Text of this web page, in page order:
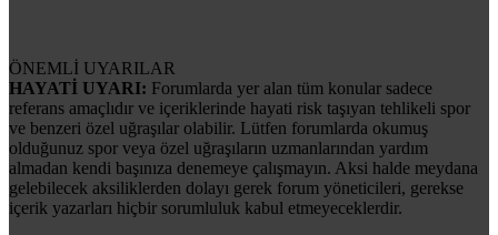
ÖNEMLİ UYARILAR
HAYATİ UYARI: Forumlarda yer alan tüm konular sadece
referans amaçlıdır ve içeriklerinde hayati risk taşıyan tehlikeli spor
ve benzeri özel uğraşılar olabilir. Lütfen forumlarda okumuş
olduğunuz spor veya özel uğraşıların uzmanlarından yardım
almadan kendi başınıza denemeye çalışmayın. Aksi halde meydana
gelebilecek aksiliklerden dolayı gerek forum yöneticileri, gerekse
içerik yazarları hiçbir sorumluluk kabul etmeyeceklerdir.